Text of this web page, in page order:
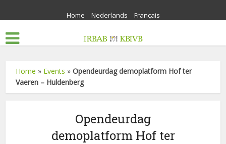
Home Nederlands Français
Home » Events »Opendeurdag demoplatform Hof ter
Vaeren – Huldenberg
Opendeurdag
demoplatform Hof ter